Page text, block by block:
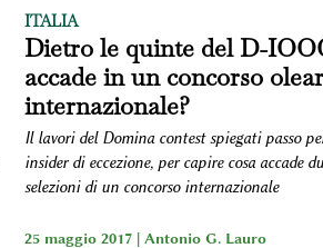
ITALIA
Dietro le quinte del D-
accade in un concorso
internazionale?
Il lavori del Domina contest spiegati passo
insider di eccezione, per capire cosa accade
selezioni di un concorso internazionale
25 maggio 2017 | Antonio G. Lauro